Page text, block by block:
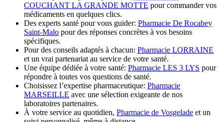
COUCHANT LA GRANDE MOTTE pour commander vos
médicaments en quelques clics.
Des experts santé pour vous guider: Pharmacie De Rocabey
Saint-Malo pour des réponses concrètes à vos besoins
spécifiques.
Pour des conseils adaptés à chacun: Pharmacie LORRAINE
et un vrai partenariat au service de votre santé.
Une équipe dédiée à votre santé: Pharmacie LES 3 LYS pour
répondre à toutes vos questions de santé.
Choisissez l’expertise pharmaceutique: Pharmacie
MARSEILLE avec une sélection exigeante de nos
laboratoires partenaires.
À votre service au quotidien, Pharmacie de Vosgelade et un